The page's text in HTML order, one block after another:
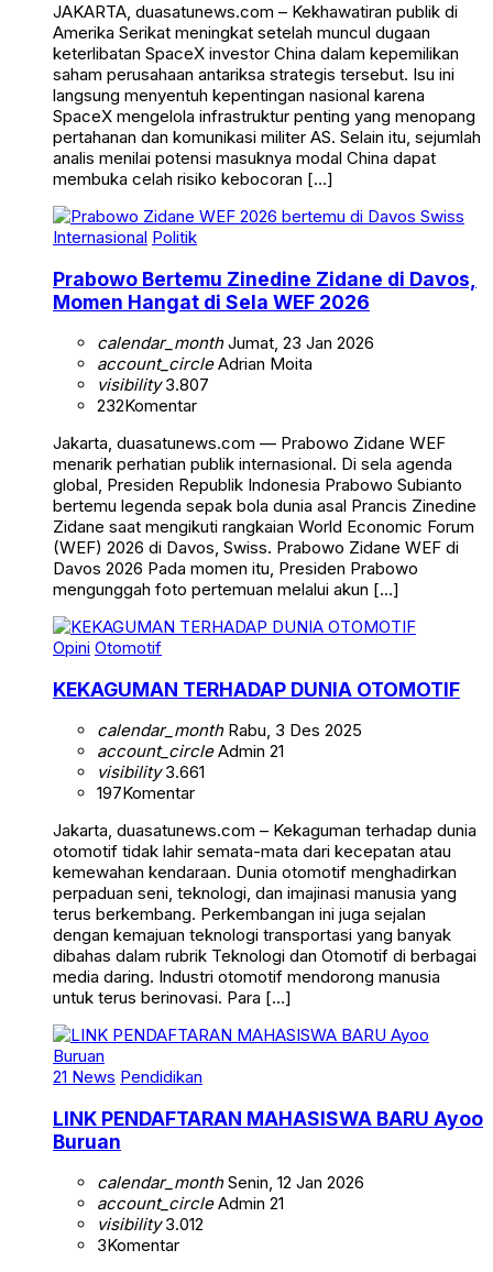
JAKARTA, duasatunews.com – Kekhawatiran publik di
Amerika Serikat meningkat setelah muncul dugaan
keterlibatan SpaceX investor China dalam kepemilikan
saham perusahaan antariksa strategis tersebut. Isu ini
langsung menyentuh kepentingan nasional karena
SpaceX mengelola infrastruktur penting yang menopang
pertahanan dan komunikasi militer AS. Selain itu, sejumlah
analis menilai potensi masuknya modal China dapat
membuka celah risiko kebocoran […]
Internasional Politik
Prabowo Bertemu Zinedine Zidane di Davos,
Momen Hangat di Sela WEF 2026
calendar_monthJumat, 23 Jan 2026
account_circleAdrian Moita
visibility3.807
232Komentar
Jakarta, duasatunews.com — Prabowo Zidane WEF
menarik perhatian publik internasional. Di sela agenda
global, Presiden Republik Indonesia Prabowo Subianto
bertemu legenda sepak bola dunia asal Prancis Zinedine
Zidane saat mengikuti rangkaian World Economic Forum
(WEF) 2026 di Davos, Swiss. Prabowo Zidane WEF di
Davos 2026 Pada momen itu, Presiden Prabowo
mengunggah foto pertemuan melalui akun […]
Opini Otomotif
KEKAGUMAN TERHADAP DUNIA OTOMOTIF
calendar_monthRabu, 3 Des 2025
account_circleAdmin 21
visibility3.661
197Komentar
Jakarta, duasatunews.com – Kekaguman terhadap dunia
otomotif tidak lahir semata-mata dari kecepatan atau
kemewahan kendaraan. Dunia otomotif menghadirkan
perpaduan seni, teknologi, dan imajinasi manusia yang
terus berkembang. Perkembangan ini juga sejalan
dengan kemajuan teknologi transportasi yang banyak
dibahas dalam rubrik Teknologi dan Otomotif di berbagai
media daring. Industri otomotif mendorong manusia
untuk terus berinovasi. Para […]
21 News Pendidikan
LINK PENDAFTARAN MAHASISWA BARU Ayoo
Buruan
calendar_monthSenin, 12 Jan 2026
account_circleAdmin 21
visibility3.012
3Komentar